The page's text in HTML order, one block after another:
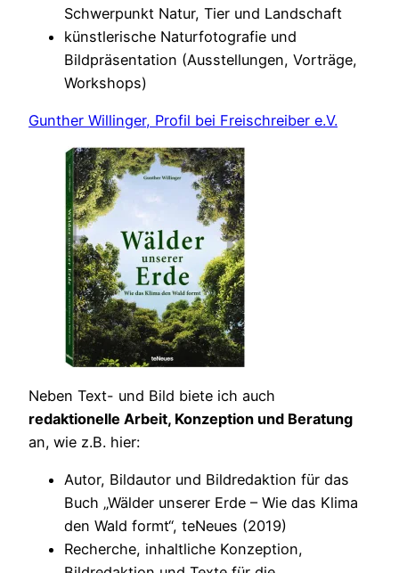
Schwerpunkt Natur, Tier und Landschaft
künstlerische Naturfotografie und
Bildpräsentation (Ausstellungen, Vorträge,
Workshops)
Gunther Willinger, Profil bei Freischreiber e.V.
Neben Text- und Bild biete ich auch
redaktionelle Arbeit, Konzeption und Beratung
an, wie z.B. hier:
Autor, Bildautor und Bildredaktion für das
Buch „Wälder unserer Erde – Wie das Klima
den Wald formt“, teNeues (2019)
Recherche, inhaltliche Konzeption,